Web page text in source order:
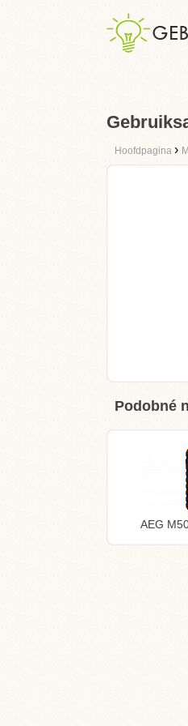
Hoofdpagina ›
Podobné
AEG